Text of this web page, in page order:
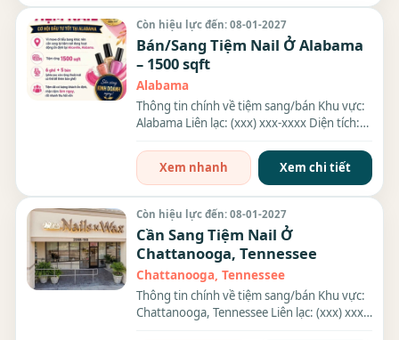
Còn hiệu lực đến: 08-01-2027
Bán/Sang Tiệm Nail Ở Alabama
– 1500 sqft
Alabama
Thông tin chính về tiệm sang/bán Khu vực:
Alabama Liên lạc: (xxx) xxx-xxxx Diện tích:
Xem nhanh
Xem chi tiết
Còn hiệu lực đến: 08-01-2027
Cần Sang Tiệm Nail Ở
Chattanooga, Tennessee
Chattanooga, Tennessee
Thông tin chính về tiệm sang/bán Khu vực:
Chattanooga, Tennessee Liên lạc: (xxx) xxx-